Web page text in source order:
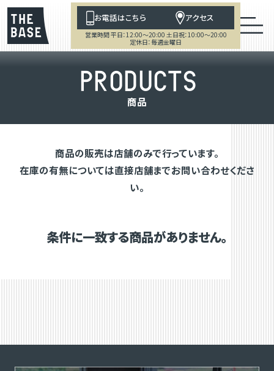
お電話はこちら アクセス
営業時間 平日：12:00～20:00 土日祝：10:00～20:00
定休日：毎週金曜日
PRODUCTS
商品
商品の販売は店舗のみで行っています。
在庫の有無については直接店舗までお問い合わせくださ
い。
条件に一致する商品がありません。